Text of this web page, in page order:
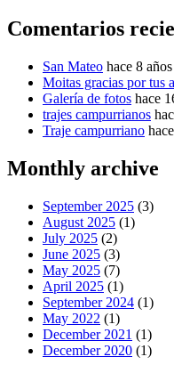
Comentarios
San Mateo hace 8
Moitas gracias por tus
Galería de fotos hace
trajes campurrianos
Traje campurriano
Monthly archive
September 2025 (3)
August 2025 (1)
July 2025 (2)
June 2025 (3)
May 2025 (7)
April 2025 (1)
September 2024 (1)
May 2022 (1)
December 2021 (1)
December 2020 (1)